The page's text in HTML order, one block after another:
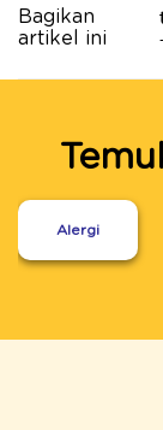
Bagikan
artikel ini
Alergi